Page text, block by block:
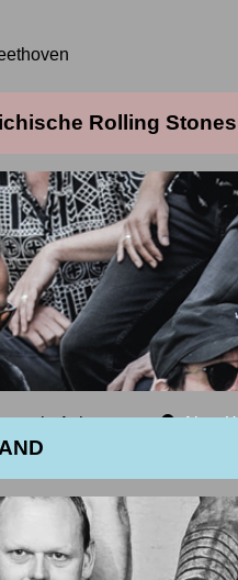
Rolling
Achensee Altes
Zeitreise mit